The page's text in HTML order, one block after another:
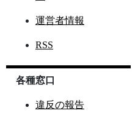
運営者情報
RSS
各種窓口
違反の報告